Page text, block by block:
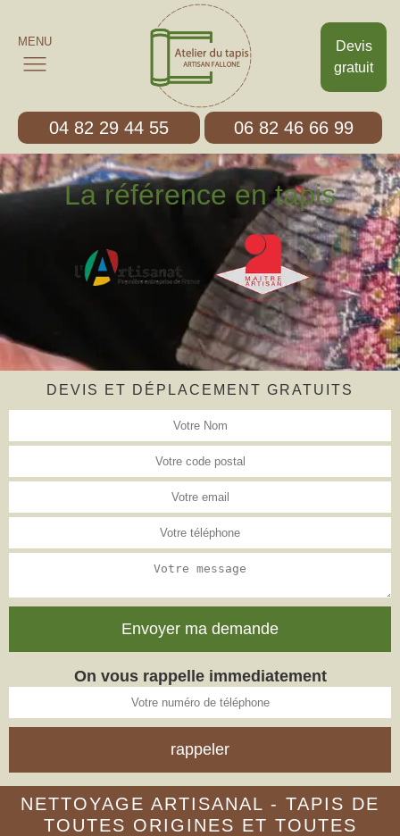
Devis
gratuit
MENU
04 82 29 44 55 06 82 46 66 99
La référence en tapis
DEVIS ET DÉPLACEMENT GRATUITS
On vous rappelle immediatement
NETTOYAGE ARTISANAL - TAPIS DE
TOUTES ORIGINES ET TOUTES